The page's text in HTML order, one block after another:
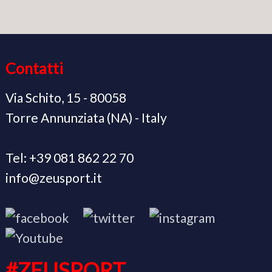
Contatti
Via Schito, 15 - 80058
Torre Annunziata (NA) - Italy
Tel: +39 081 862 22 70
info@zeusport.it